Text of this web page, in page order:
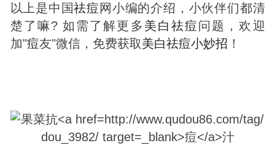
以上是中国祛痘 网小编的介绍，小伙伴们都清
楚了嘛? 如需了解更多 美白 祛痘问题，欢迎
加"痘友"微信，免费获取美白祛痘小妙招 ！